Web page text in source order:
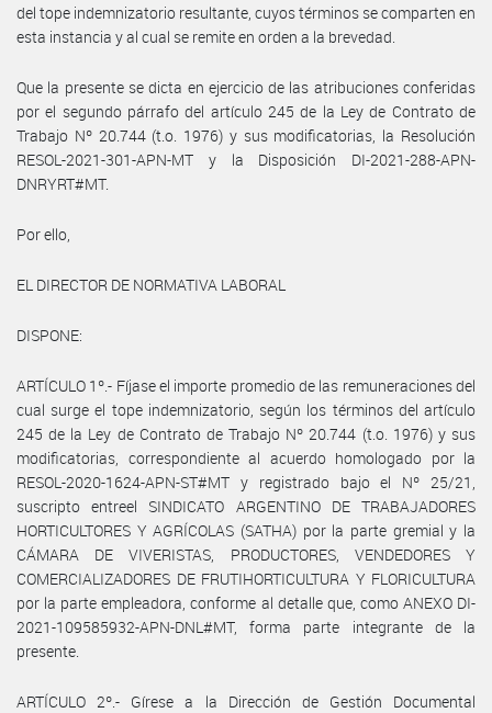
del tope indemnizatorio resultante, cuyos términos se comparten en
esta instancia y al cual se remite en orden a la brevedad.
Que la presente se dicta en ejercicio de las atribuciones conferidas
por el segundo párrafo del artículo 245 de la Ley de Contrato de
Trabajo Nº 20.744 (t.o. 1976) y sus modificatorias, la Resolución
RESOL-2021-301-APN-MT y la Disposición DI-2021-288-APN-
DNRYRT#MT.
Por ello,
EL DIRECTOR DE NORMATIVA LABORAL
DISPONE:
ARTÍCULO 1º.- Fíjase el importe promedio de las remuneraciones del
cual surge el tope indemnizatorio, según los términos del artículo
245 de la Ley de Contrato de Trabajo Nº 20.744 (t.o. 1976) y sus
modificatorias, correspondiente al acuerdo homologado por la
RESOL-2020-1624-APN-ST#MT y registrado bajo el Nº 25/21,
suscripto entreel SINDICATO ARGENTINO DE TRABAJADORES
HORTICULTORES Y AGRÍCOLAS (SATHA) por la parte gremial y la
CÁMARA DE VIVERISTAS, PRODUCTORES, VENDEDORES Y
COMERCIALIZADORES DE FRUTIHORTICULTURA Y FLORICULTURA
por la parte empleadora, conforme al detalle que, como ANEXO DI-
2021-109585932-APN-DNL#MT, forma parte integrante de la
presente.
ARTÍCULO 2º.- Gírese a la Dirección de Gestión Documental